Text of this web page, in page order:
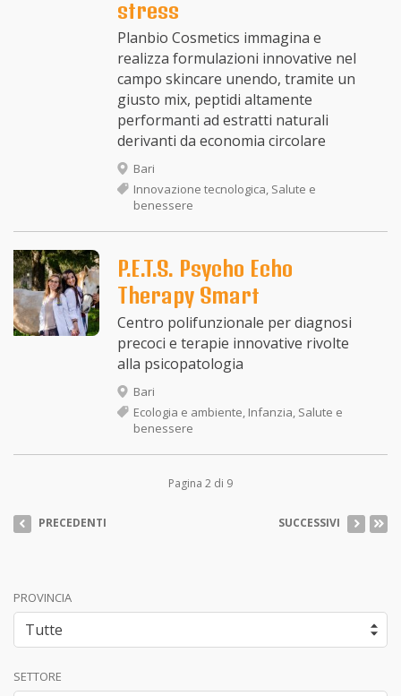
stress
Planbio Cosmetics immagina e
realizza formulazioni innovative nel
campo skincare unendo, tramite un
giusto mix, peptidi altamente
performanti ad estratti naturali
derivanti da economia circolare
Bari
Innovazione tecnologica, Salute e
benessere
P.E.T.S. Psycho Echo
Therapy Smart
Centro polifunzionale per diagnosi
precoci e terapie innovative rivolte
alla psicopatologia
Bari
Ecologia e ambiente, Infanzia, Salute e
benessere
Pagina 2 di 9
PRECEDENTI SUCCESSIVI
PROVINCIA
SETTORE